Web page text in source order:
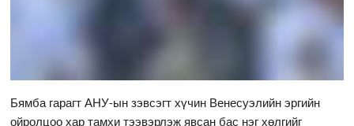
Бямба гарагт АНУ-ын зэвсэгт хүчин Венесуэлийн эргийн
ойролцоо хар тамхи тээвэрлэж явсан бас нэг хөлгийг